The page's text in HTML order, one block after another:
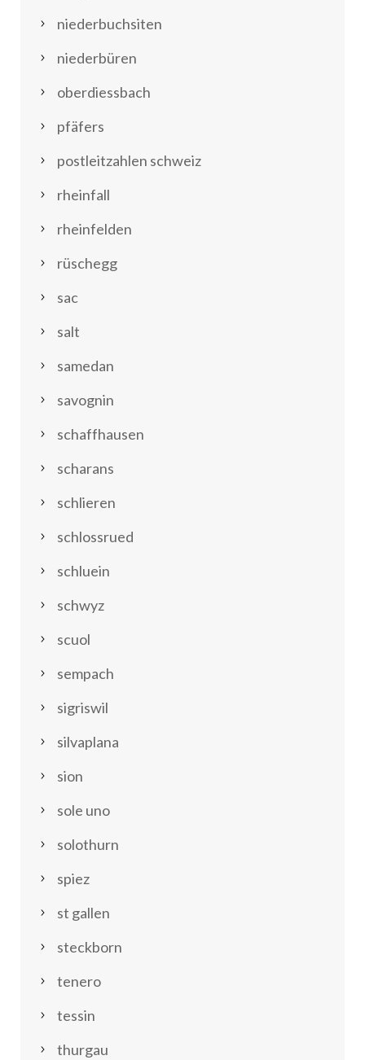
niederbuchsiten
niederbüren
oberdiessbach
pfäfers
postleitzahlen schweiz
rheinfall
rheinfelden
rüschegg
sac
salt
samedan
savognin
schaffhausen
scharans
schlieren
schlossrued
schluein
schwyz
scuol
sempach
sigriswil
silvaplana
sion
sole uno
solothurn
spiez
st gallen
steckborn
tenero
tessin
thurgau